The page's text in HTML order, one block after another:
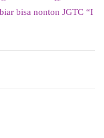
bisa nonton JGTC “I